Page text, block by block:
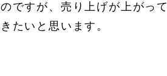
ですが、売り上げが上がっ
たいと思います。